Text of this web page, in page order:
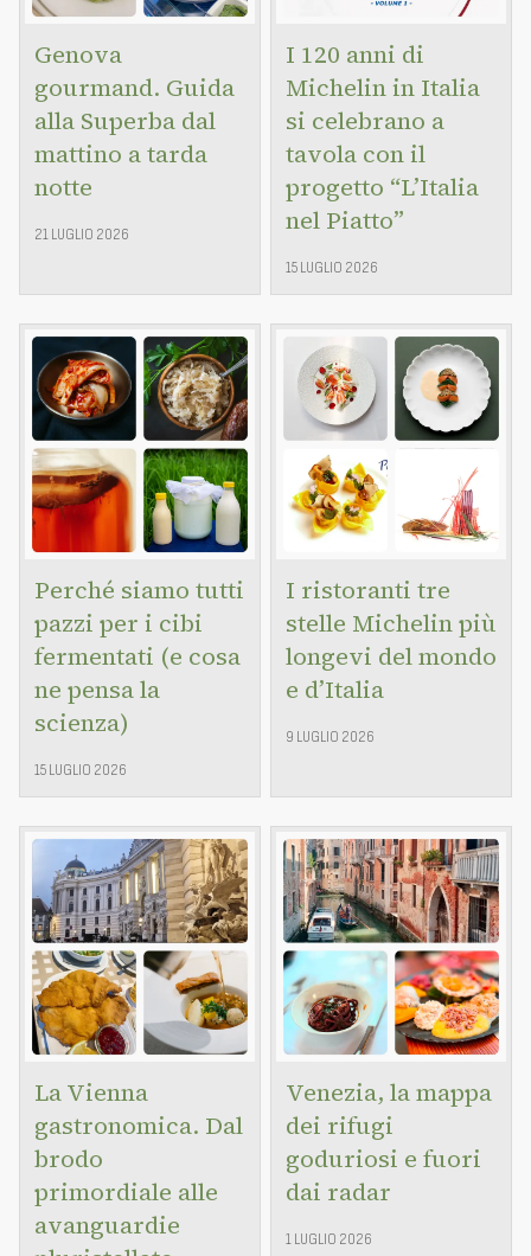
Genova
gourmand. Guida
alla Superba dal
mattino a tarda
notte
21 LUGLIO 2026
I 120 anni di
Michelin in Italia
si celebrano a
tavola con il
progetto “L’Italia
nel Piatto”
15 LUGLIO 2026
Perché siamo tutti
pazzi per i cibi
fermentati (e cosa
ne pensa la
scienza)
15 LUGLIO 2026
I ristoranti tre
stelle Michelin più
longevi del mondo
e d’Italia
9 LUGLIO 2026
La Vienna
gastronomica. Dal
brodo
primordiale alle
avanguardie
Venezia, la mappa
dei rifugi
goduriosi e fuori
dai radar
1 LUGLIO 2026